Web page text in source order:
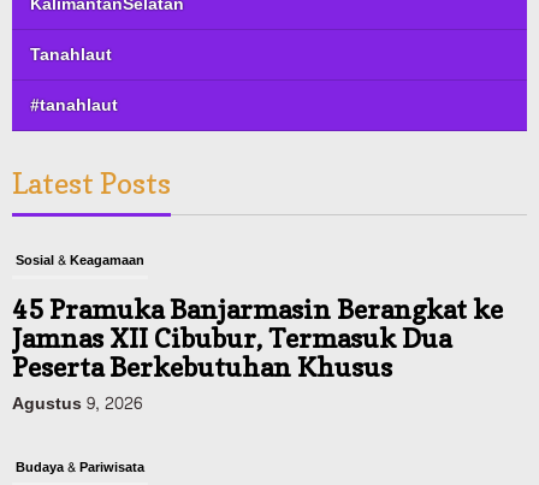
Tanahlaut
#tanahlaut
Latest Posts
Sosial & Keagamaan
45 Pramuka Banjarmasin Berangkat ke
Jamnas XII Cibubur, Termasuk Dua
Peserta Berkebutuhan Khusus
Agustus 9, 2026
Budaya & Pariwisata